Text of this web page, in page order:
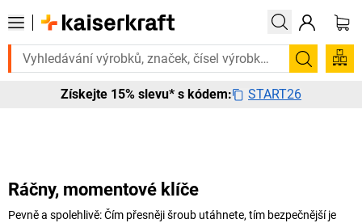
Vybrané bestsellery doručíme do 72 hodin. Prohlédněte si
Hledání
Získejte 15% slevu* s kódem: START26
Ráčny, momentové klíče
Pevně a spolehlivě: Čím přesněji šroub utáhnete, tím bezpečnější je